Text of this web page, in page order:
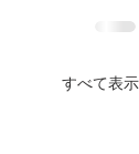
すべて表示